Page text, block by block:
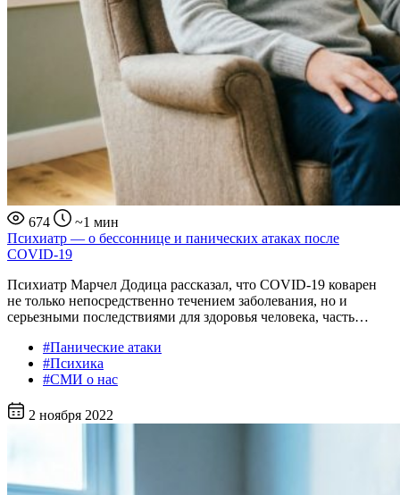
674
~1 мин
Психиатр — о бессоннице и панических атаках после
COVID-19
Психиатр Марчел Додица рассказал, что COVID-19 коварен
не только непосредственно течением заболевания, но и
серьезными последствиями для здоровья человека, часть…
#Панические атаки
#Психика
#СМИ о нас
2 ноября 2022